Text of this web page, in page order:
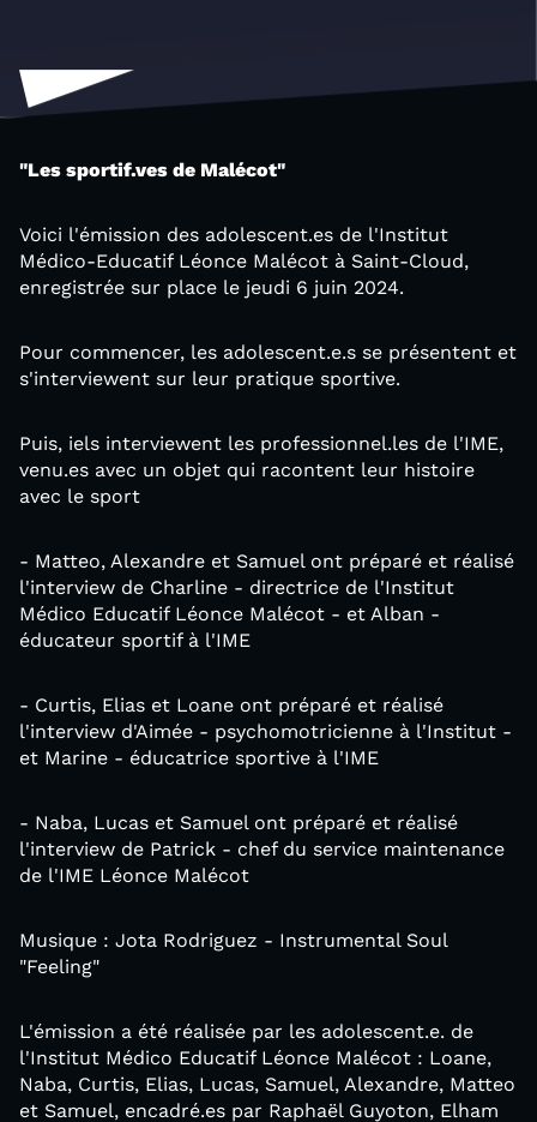
"Les sportif.ves de Malécot"
Voici l'émission des adolescent.es de l'Institut
Médico-Educatif Léonce Malécot à Saint-Cloud,
enregistrée sur place le jeudi 6 juin 2024.
Pour commencer, les adolescent.e.s se présentent et
s'interviewent sur leur pratique sportive.
Puis, iels interviewent les professionnel.les de l'IME,
venu.es avec un objet qui racontent leur histoire
avec le sport
- Matteo, Alexandre et Samuel ont préparé et réalisé
l'interview de Charline - directrice de l'Institut
Médico Educatif Léonce Malécot - et Alban -
éducateur sportif à l'IME
- Curtis, Elias et Loane ont préparé et réalisé
l'interview d'Aimée - psychomotricienne à l'Institut -
et Marine - éducatrice sportive à l'IME
- Naba, Lucas et Samuel ont préparé et réalisé
l'interview de Patrick - chef du service maintenance
de l'IME Léonce Malécot
Musique : Jota Rodriguez - Instrumental Soul
"Feeling"
L'émission a été réalisée par les adolescent.e. de
l'Institut Médico Educatif Léonce Malécot : Loane,
Naba, Curtis, Elias, Lucas, Samuel, Alexandre, Matteo
et Samuel, encadré.es par Raphaël Guyoton, Elham